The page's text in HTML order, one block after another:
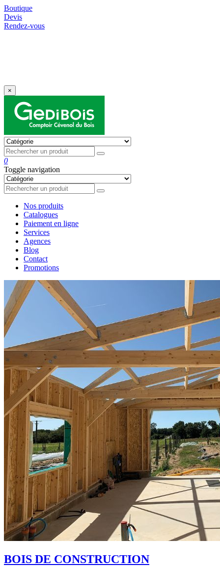
Boutique
Devis
Rendez-vous
×
0
Toggle navigation
Nos produits
Catalogues
Paiement en ligne
Services
Agences
Blog
Contact
Promotions
BOIS DE CONSTRUCTION